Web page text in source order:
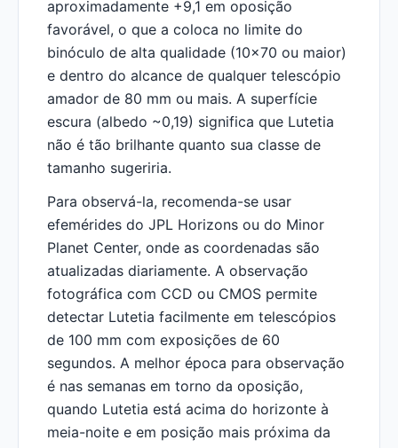
aproximadamente +9,1 em oposição
favorável, o que a coloca no limite do
binóculo de alta qualidade (10x70 ou maior)
e dentro do alcance de qualquer telescópio
amador de 80 mm ou mais. A superfície
escura (albedo ~0,19) significa que Lutetia
não é tão brilhante quanto sua classe de
tamanho sugeriria.
Para observá-la, recomenda-se usar
efemérides do JPL Horizons ou do Minor
Planet Center, onde as coordenadas são
atualizadas diariamente. A observação
fotográfica com CCD ou CMOS permite
detectar Lutetia facilmente em telescópios
de 100 mm com exposições de 60
segundos. A melhor época para observação
é nas semanas em torno da oposição,
quando Lutetia está acima do horizonte à
meia-noite e em posição mais próxima da